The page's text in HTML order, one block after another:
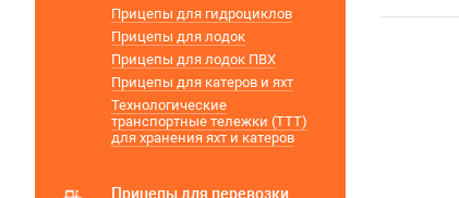
Прицепы для гидроциклов
Прицепы для лодок
Прицепы для лодок ПВХ
Прицепы для катеров и яхт
Технологические
транспортные тележки (ТТТ)
для хранения яхт и катеров
Прицепы для перевозки